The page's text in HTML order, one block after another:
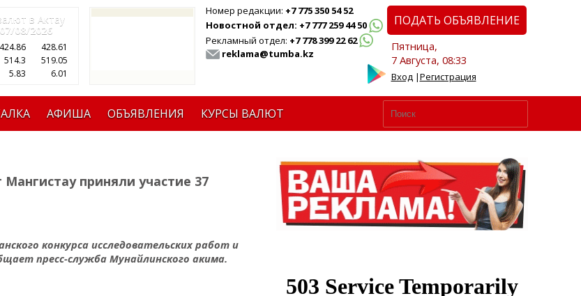
в Актау
07/08/2026
424.86
428.61
514.3
519.05
5.83
6.01
Номер редакции: +7 775 350 54 52
Новостной отдел: +7 777 259 44 50
Рекламный отдел: +7 778 399 22 62
reklama@tumba.kz
ПОДАТЬ ОБЪЯВЛЕНИЕ
Пятница,
7 Августа, 08:33
Вход|Регистрация
АФИША ОБЪЯВЛЕНИЯ КУРСЫ ВАЛЮТ
приняли участие 37
конкурса исследовательских работ и
пресс-служба Мунайлинского акима.